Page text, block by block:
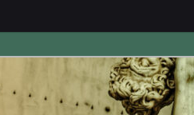
und Forschung